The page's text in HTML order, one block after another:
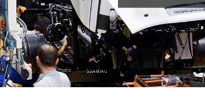
IŠSAMIAU